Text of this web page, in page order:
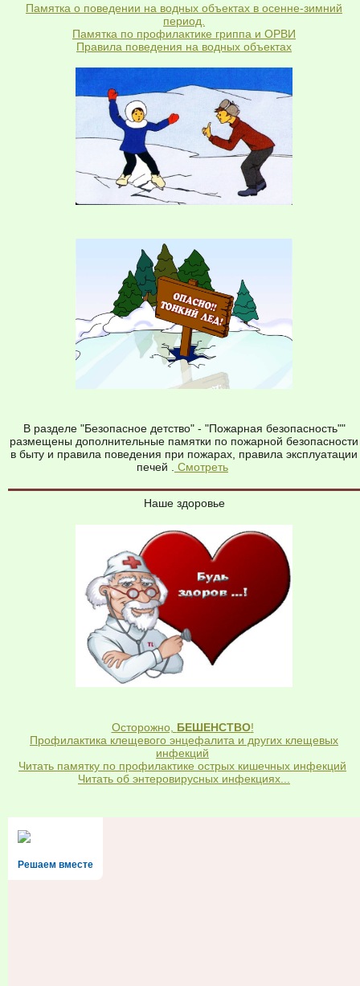
Памятка о поведении на водных объектах в осенне-зимний
период.
Памятка по профилактике гриппа и ОРВИ
Правила поведения на водных объектах
В разделе "Безопасное детство" - "Пожарная безопасность""
размещены дополнительные памятки по пожарной безопасности
в быту и правила поведения при пожарах, правила эксплуатации
печей . Смотреть
Наше здоровье
Осторожно, БЕШЕНСТВО!
Профилактика клещевого энцефалита и других клещевых
инфекций
Читать памятку по профилактике острых кишечных инфекций
Читать об энтеровирусных инфекциях...
Решаем вместе